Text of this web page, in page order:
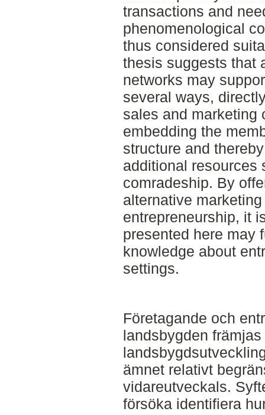
transactions and
phenomenological
thus considered
thesis suggests that
networks may
several ways,
sales and marketing
embedding the
structure and
additional resources
comradeship. By
alternative
entrepreneurship, it
presented here may
knowledge about
settings.
Företagande och
landsbygden
ämnet relativt
vidareutveckals.
försöka identifiera